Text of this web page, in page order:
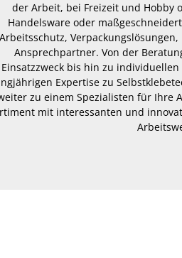
der Arbeit, bei Freizeit und Hobby
Handelsware oder
Arbeitsschutz,
Ansprechpartner. Von der
Einsatzzweck bis hin zu
Expertise zu
zu einem Spezialisten für Ihre
mit interessanten und